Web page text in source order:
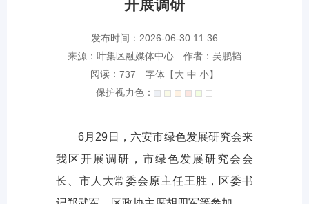
开展调研
发布时间：2026-06-30 11:36
来源：叶集区融媒体中心
作者：吴鹏韬
阅读： 737 字体【大 中 小】
保护视力色：
6月29日，六安市绿色发展研究会来
我区开展调研，市绿色发展研究会会
长、市人大常委会原主任王胜，区委书